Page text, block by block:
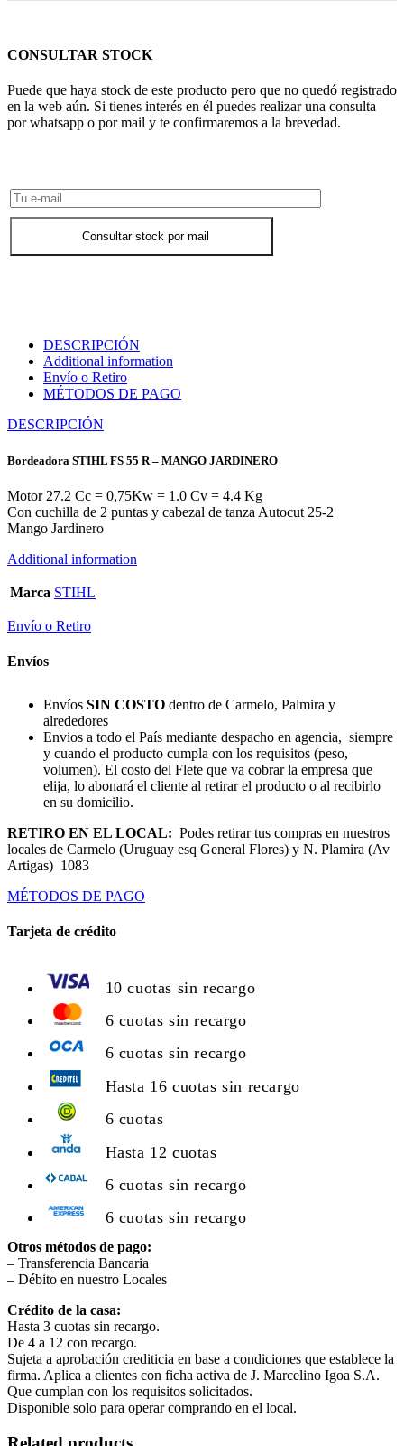
CONSULTAR STOCK
Puede que haya stock de este producto pero que no quedó registrado
en la web aún. Si tienes interés en él puedes realizar una consulta
por whatsapp o por mail y te confirmaremos a la brevedad.
Consultar stock por mail
DESCRIPCIÓN
Additional information
Envío o Retiro
MÉTODOS DE PAGO
DESCRIPCIÓN
Bordeadora STIHL FS 55 R – MANGO JARDINERO
Motor 27.2 Cc = 0,75Kw = 1.0 Cv = 4.4 Kg
Con cuchilla de 2 puntas y cabezal de tanza Autocut 25-2
Mango Jardinero
Additional information
Marca STIHL
Envío o Retiro
Envíos
Envíos SIN COSTO dentro de Carmelo, Palmira y
alrededores
Envios a todo el País mediante despacho en agencia, siempre
y cuando el producto cumpla con los requisitos (peso,
volumen). El costo del Flete que va cobrar la empresa que
elija, lo abonará el cliente al retirar el producto o al recibirlo
en su domicilio.
RETIRO EN EL LOCAL: Podes retirar tus compras en nuestros
locales de Carmelo (Uruguay esq General Flores) y N. Plamira (Av
Artigas) 1083
MÉTODOS DE PAGO
Tarjeta de crédito
10 cuotas sin recargo
6 cuotas sin recargo
6 cuotas sin recargo
Hasta 16 cuotas sin recargo
6 cuotas
Hasta 12 cuotas
6 cuotas sin recargo
6 cuotas sin recargo
Otros métodos de pago:
– Transferencia Bancaria
– Débito en nuestro Locales
Crédito de la casa:
Hasta 3 cuotas sin recargo.
De 4 a 12 con recargo.
Sujeta a aprobación crediticia en base a condiciones que establece la
firma. Aplica a clientes con ficha activa de J. Marcelino Igoa S.A.
Que cumplan con los requisitos solicitados.
Disponible solo para operar comprando en el local.